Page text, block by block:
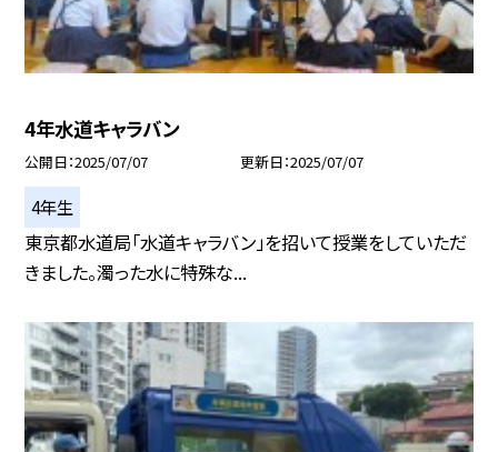
4年水道キャラバン
公開日 2025/07/07 更新日 2025/07/07
4年生
東京都水道局「水道キャラバン」を招いて授業をしていただ
きました。濁った水に特殊な...